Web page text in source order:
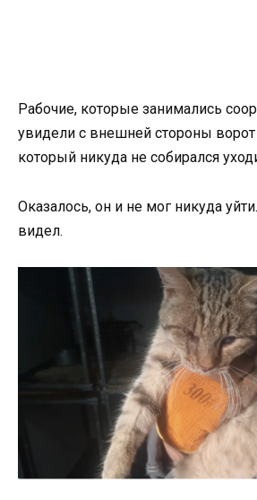
Рабочие, которые занимались
увидели с внешней стороны ворот
который никуда не собирался
Оказалось, он и не мог никуда
видел.